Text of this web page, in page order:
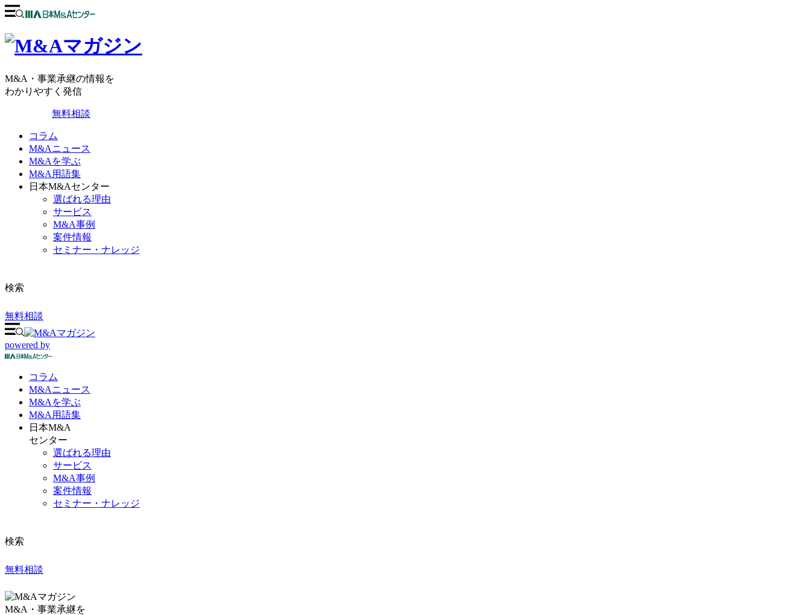
M&A・事業承継の情報を
わかりやすく発信
無料相談
コラム
M&Aニュース
M&Aを学ぶ
M&A用語集
日本M&Aセンター
選ばれる理由
サービス
M&A事例
案件情報
セミナー・ナレッジ
検索
無料相談
powered by
コラム
M&Aニュース
M&Aを学ぶ
M&A 用語集
日本M&A
センター
選ばれる理由
サービス
M&A事例
案件情報
セミナー・ナレッジ
検索
無料相談
M&A・事業承継を